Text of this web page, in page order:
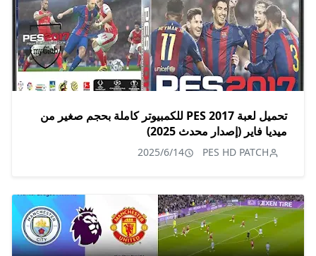
تحميل لعبة PES 2017 للكمبيوتر كاملة بحجم صغير من
ميديا فاير (إصدار محدث 2025)
PES HD PATCH
2025/6/14